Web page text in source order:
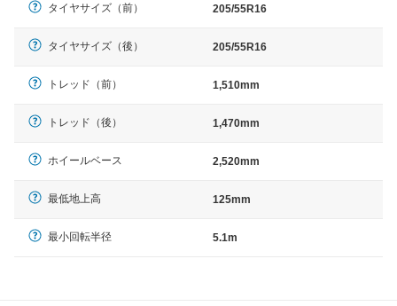
タイヤサイズ（前） 205/55R16
タイヤサイズ（後） 205/55R16
トレッド（前） 1,510mm
トレッド（後） 1,470mm
ホイールベース 2,520mm
最低地上高 125mm
最小回転半径 5.1m